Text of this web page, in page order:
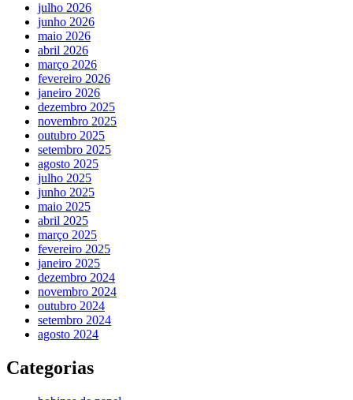
julho 2026
junho 2026
maio 2026
abril 2026
março 2026
fevereiro 2026
janeiro 2026
dezembro 2025
novembro 2025
outubro 2025
setembro 2025
agosto 2025
julho 2025
junho 2025
maio 2025
abril 2025
março 2025
fevereiro 2025
janeiro 2025
dezembro 2024
novembro 2024
outubro 2024
setembro 2024
agosto 2024
Categorias